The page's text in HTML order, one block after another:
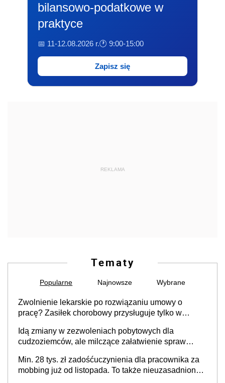
bilansowo-podatkowe w
praktyce
📅 11-12.08.2026 r.🕐 9:00-15:00
Zapisz się
REKLAMA
Tematy
Popularne Najnowsze Wybrane
Zwolnienie lekarskie po rozwiązaniu umowy o
pracę? Zasiłek chorobowy przysługuje tylko w
stosunku pracy
Idą zmiany w zezwoleniach pobytowych dla
cudzoziemców, ale milczące załatwienie spraw
Min. 28 tys. zł zadośćuczynienia dla pracownika za
mobbing już od listopada. To także nieuzasadniona